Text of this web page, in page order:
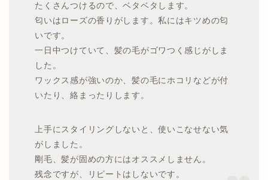
たくさんつけるので、ベタベタします。
匂いはローズの香りがします。私にはキツめの匂
いです。
一日中つけていて、髪の毛がゴワつく感じがしま
した。
ワックス感が強いのか、髪の毛にホコリなどが付
いたり、絡まったりします。
上手にスタイリングしないと、使いこなせない気
がしました。
剛毛、髪が固めの方にはオススメしません。
残念ですが、リピートはしないです。